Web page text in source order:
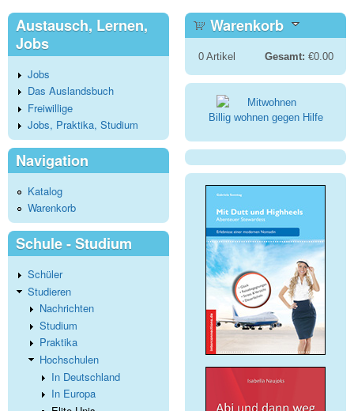
Austausch, Lernen,
Jobs
Jobs
Das Auslandsbuch
Freiwillige
Jobs, Praktika, Studium
Navigation
Katalog
Warenkorb
Schule - Studium
Schüler
Studieren
Nachrichten
Studium
Praktika
Hochschulen
In Deutschland
In Europa
Warenkorb
0Artikel Gesamt: €0.00
Billig wohnen gegen Hilfe